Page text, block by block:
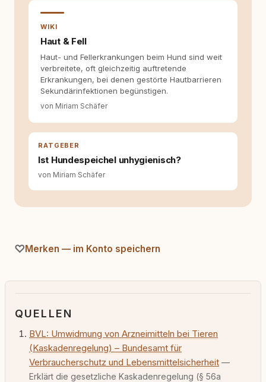
WIKI
Haut & Fell
Haut- und Fellerkrankungen beim Hund sind weit
verbreitete, oft gleichzeitig auftretende
Erkrankungen, bei denen gestörte Hautbarrieren
Sekundärinfektionen begünstigen.
von Miriam Schäfer
RATGEBER
Ist Hundespeichel unhygienisch?
von Miriam Schäfer
Merken — im Konto speichern
QUELLEN
BVL: Umwidmung von Arzneimitteln bei Tieren
(Kaskadenregelung) – Bundesamt für
Verbraucherschutz und Lebensmittelsicherheit —
Erklärt die gesetzliche Kaskadenregelung (§ 56a